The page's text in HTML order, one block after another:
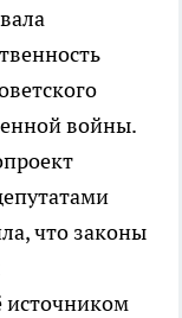
войны.
что законы
источником